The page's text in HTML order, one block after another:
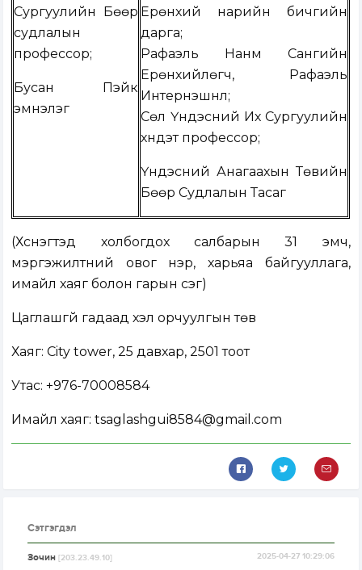
Сургуулийн Бөөр
судлалын
профессор;
Бусан Пэйк
эмнэлэг
Ерөнхий нарийн бичгийн
дарга;
Рафаэль Нанүм Сангийн
Ерөнхийлөгч, Рафаэль
Интернэшнл;
Сөүл Үндэсний Их Сургуулийн
хүндэт профессор;
Үндэсний Анагаахын Төвийн
Бөөр Судлалын Тасаг
(Хүснэгтэд холбогдох салбарын 31 эмч,
мэргэжилтний овог нэр, харьяа байгууллага,
имайл хаяг болон гарын үсэг)
Цаглашгүй гадаад хэл орчуулгын төв
Хаяг: City tower, 25 давхар, 2501 тоот
Утас: +976-70008584
Имайл хаяг:tsaglashgui8584@gmail.com
Сэтгэгдэл
Зочин[203.23.49.10] 2025-04-27 10:29:06